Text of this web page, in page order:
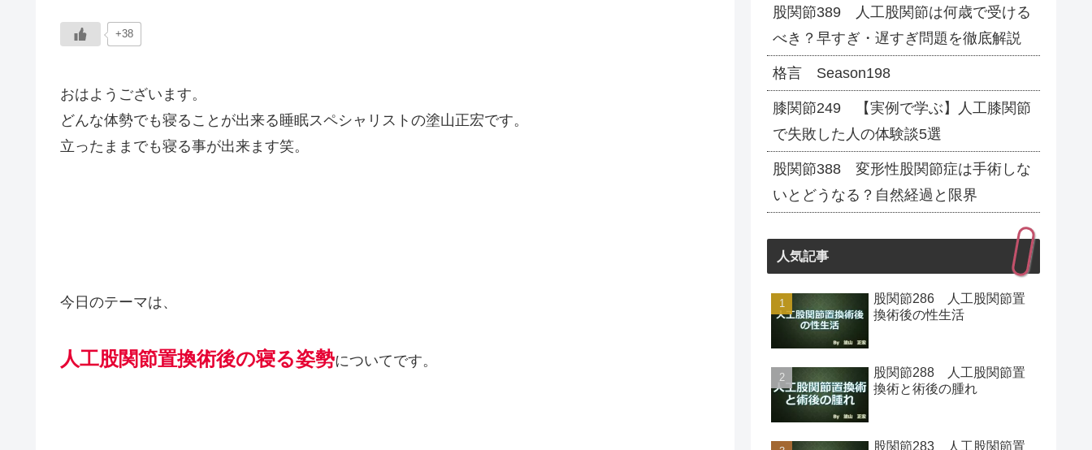
+38
おはようございます。
どんな体勢でも寝ることが出来る睡眠スペシャリストの塗山正宏です。
立ったままでも寝る事が出来ます笑。
今日のテーマは、
人工股関節置換術後の寝る姿勢についてです。
股関節389 人工股関節は何歳で受ける
べき？早すぎ・遅すぎ問題を徹底解説
格言 Season198
膝関節249 【実例で学ぶ】人工膝関節
で失敗した人の体験談5選
股関節388 変形性股関節症は手術しな
いとどうなる？自然経過と限界
人気記事
股関節286 人工股関節置
換術後の性生活
股関節288 人工股関節置
換術と術後の腫れ
股関節283 人工股関節置